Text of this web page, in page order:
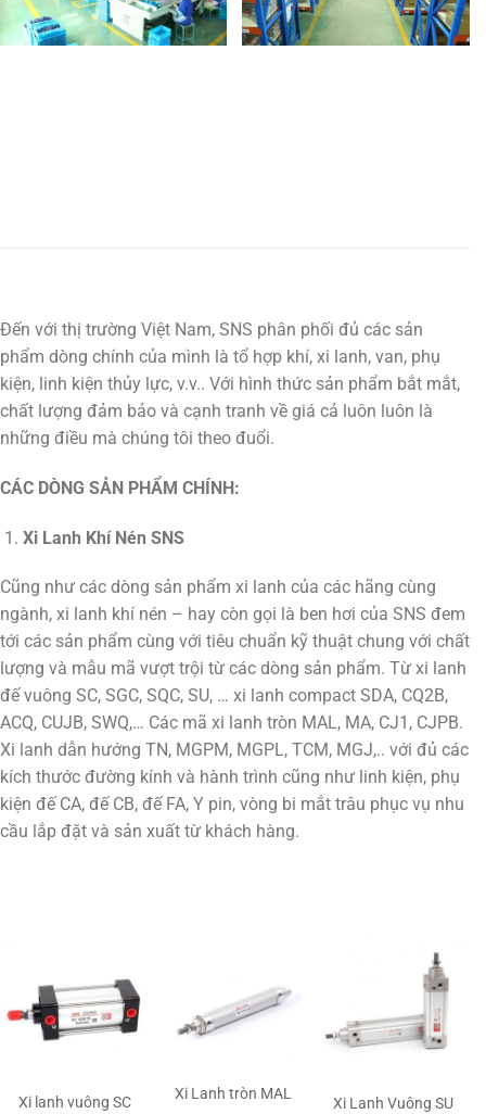
Đến với thị trường Việt Nam, SNS phân phối đủ các sản
phẩm dòng chính của mình là tổ hợp khí, xi lanh, van, phụ
kiện, linh kiện thủy lực, v.v.. Với hình thức sản phẩm bắt mắt,
chất lượng đảm bảo và cạnh tranh về giá cả luôn luôn là
những điều mà chúng tôi theo đuổi.
CÁC DÒNG SẢN PHẨM CHÍNH:
Xi Lanh Khí Nén SNS
Cũng như các dòng sản phẩm xi lanh của các hãng cùng
ngành, xi lanh khí nén – hay còn gọi là ben hơi của SNS đem
tới các sản phẩm cùng với tiêu chuẩn kỹ thuật chung với chất
lượng và mẫu mã vượt trội từ các dòng sản phẩm. Từ xi lanh
đế vuông SC, SGC, SQC, SU, … xi lanh compact SDA, CQ2B,
ACQ, CUJB, SWQ,… Các mã xi lanh tròn MAL, MA, CJ1, CJPB.
Xi lanh dẫn hướng TN, MGPM, MGPL, TCM, MGJ,.. với đủ các
kích thước đường kính và hành trình cũng như linh kiện, phụ
kiện đế CA, đế CB, đế FA, Y pin, vòng bi mắt trâu phục vụ nhu
cầu lắp đặt và sản xuất từ khách hàng.
Xi lanh vuông SC Xi Lanh tròn MAL
Xi Lanh Vuông SU